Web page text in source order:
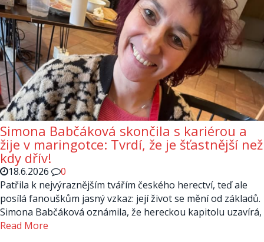
Simona Babčáková skončila s kariérou a
žije v maringotce: Tvrdí, že je šťastnější než
kdy dřív!
18.6.2026
0
Patřila k nejvýraznějším tvářím českého herectví, teď ale
posílá fanouškům jasný vzkaz: její život se mění od základů.
Simona Babčáková oznámila, že hereckou kapitolu uzavírá,
Read More